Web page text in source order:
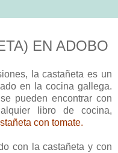
EN ADOBO
la castañeta es un
en la cocina gallega.
pueden encontrar con
libro de cocina,
con tomate.
con la castañeta y con